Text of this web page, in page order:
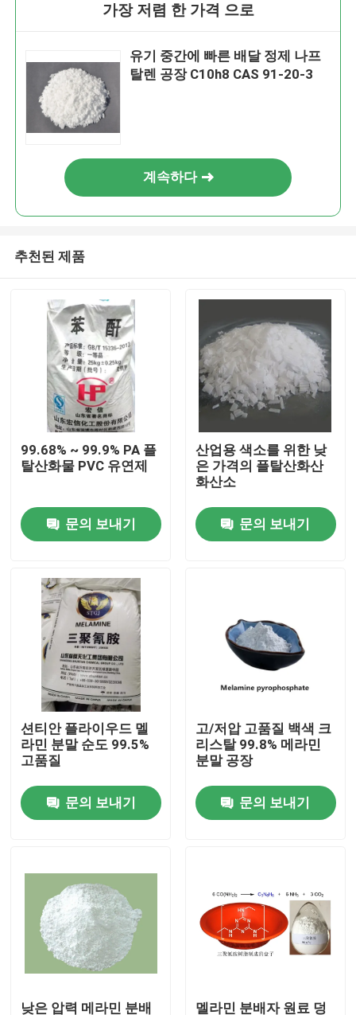
제품
비디오
우리 에 관한 것
공장 투어
품질 관리
인용 을 요청 하십시오
플라스틱 마스터 배치
플라스틱 미립자 원료
가장 저렴 한 가격 으로
유기 중간에 빠른 배달 정제 나프
탈렌 공장 C10h8 CAS 91-20-3
계속하다
추천된 제품
99.68% ~ 99.9% PA 플
탈산화물 PVC 유연제
문의 보내기
산업용 색소를 위한 낮
은 가격의 플탈산화산
화산소
문의 보내기
션티안 플라이우드 멜
라민 분말 순도 99.5%
고품질
문의 보내기
고/저압 고품질 백색 크
리스탈 99.8% 메라민
분말 공장
문의 보내기
낮은 압력 메라민 분배 멜라민 분배자 원료 덩